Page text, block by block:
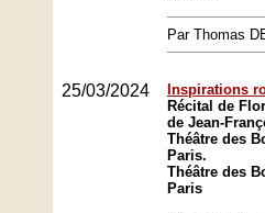
Par Thomas
25/03/2024
Inspirations
Récital de
de Jean-
Théâtre des
Paris.
Théâtre des
Paris